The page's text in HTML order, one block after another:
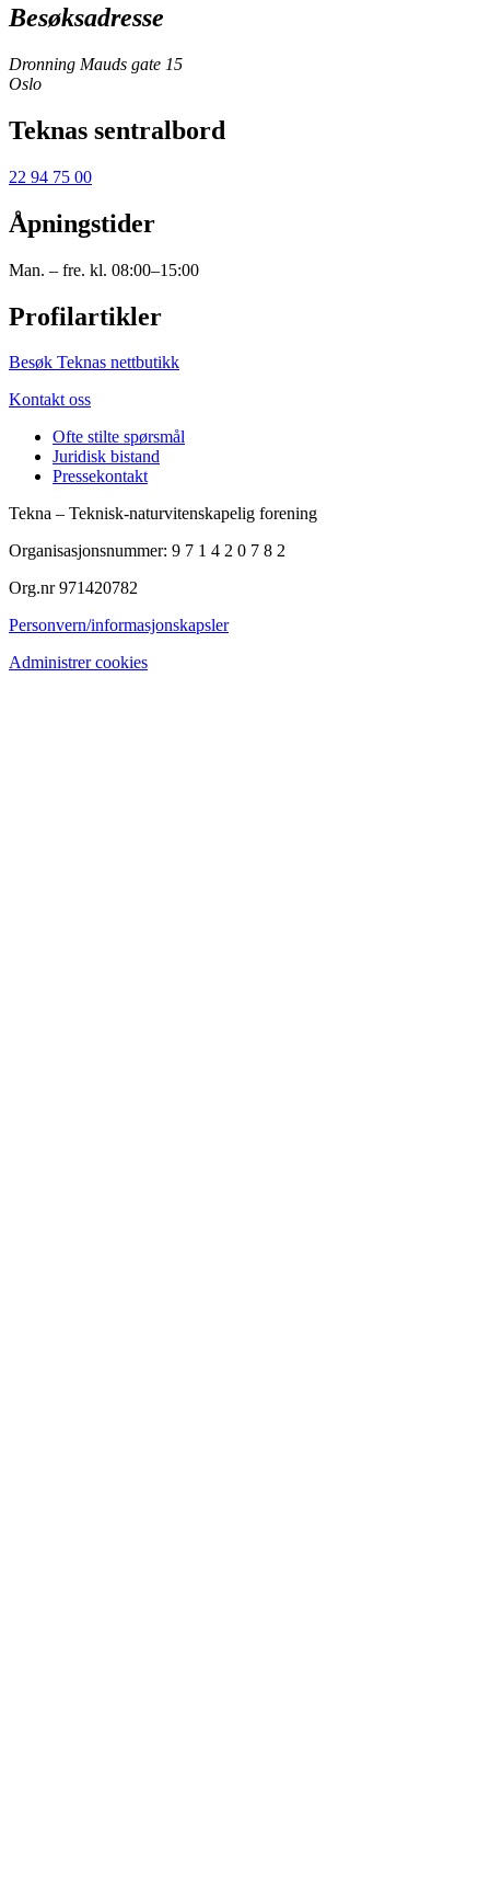
Besøksadresse
Dronning Mauds gate 15
Oslo
Teknas sentralbord
22 94 75 00
Åpningstider
Man. – fre. kl. 08:00–15:00
Profilartikler
Besøk Teknas nettbutikk
Kontakt oss
Ofte stilte spørsmål
Juridisk bistand
Pressekontakt
Tekna – Teknisk-naturvitenskapelig forening
Organisasjonsnummer: 9 7 1 4 2 0 7 8 2
Org.nr 971420782
Personvern/informasjonskapsler
Administrer cookies